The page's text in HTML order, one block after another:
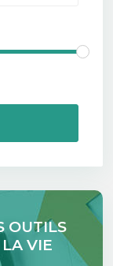
OUTILS
VIE